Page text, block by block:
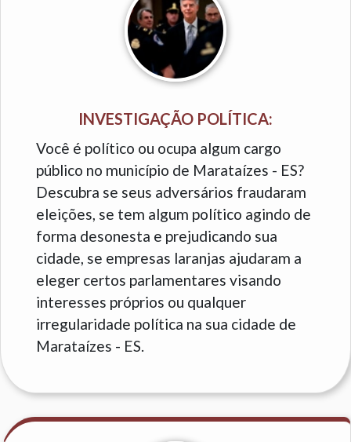
INVESTIGAÇÃO POLÍTICA:
Você é político ou ocupa algum cargo
público no município de Marataízes - ES?
Descubra se seus adversários fraudaram
eleições, se tem algum político agindo de
forma desonesta e prejudicando sua
cidade, se empresas laranjas ajudaram a
eleger certos parlamentares visando
interesses próprios ou qualquer
irregularidade política na sua cidade de
Marataízes - ES.